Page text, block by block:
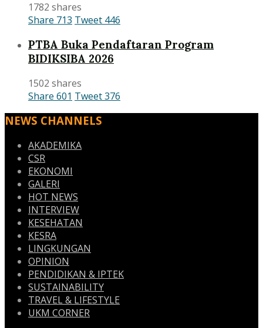
1782 shares
Share 713 Tweet 446
PTBA Buka Pendaftaran Program
BIDIKSIBA 2026
1502 shares
Share 601 Tweet376
NEWS CHANNELS
AKADEMIKA
CSR
EKONOMI
GALERI
HOT NEWS
INTERVIEW
KESEHATAN
KESRA
LINGKUNGAN
OPINION
PENDIDIKAN & IPTEK
SUSTAINABILITY
TRAVEL & LIFESTYLE
UKM CORNER